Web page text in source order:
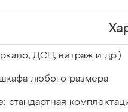
ДСП, витраж и др.)
любого размера
стандартная